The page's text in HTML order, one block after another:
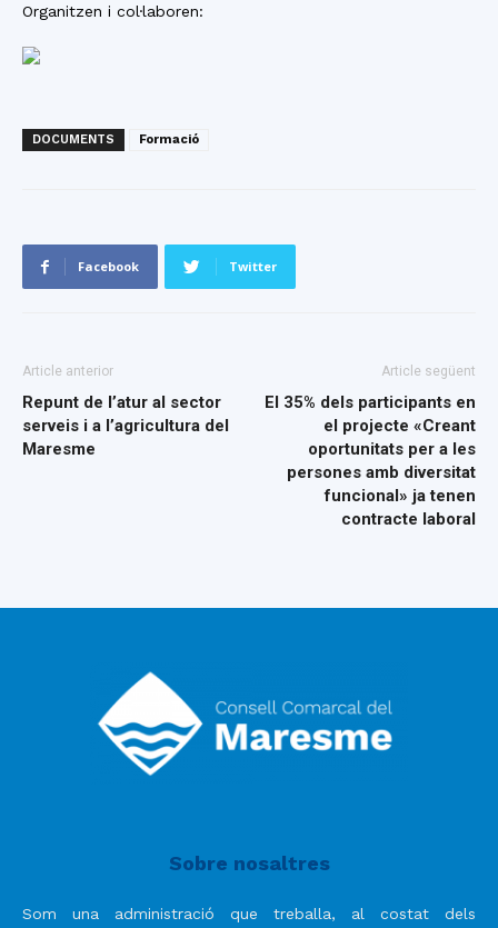
Organitzen i col·laboren:
DOCUMENTS Formació
Facebook Twitter
Article anterior
Repunt de l’atur al sector
serveis i a l’agricultura del
Maresme
Article següent
El 35% dels participants en
el projecte «Creant
oportunitats per a les
persones amb diversitat
funcional» ja tenen
contracte laboral
Sobre nosaltres
Som una administració que treballa, al costat dels